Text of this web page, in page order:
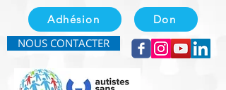
Adhésion Don
NOUS CONTACTER